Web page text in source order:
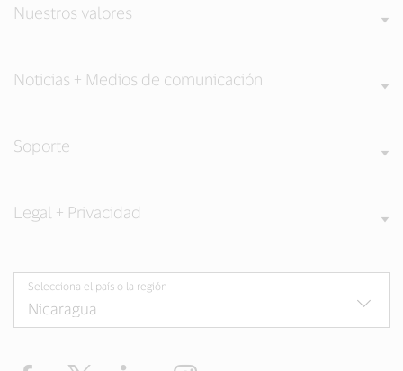
Nuestros valores
Noticias + Medios de comunicación
Soporte
Legal + Privacidad
Selecciona el país o la región